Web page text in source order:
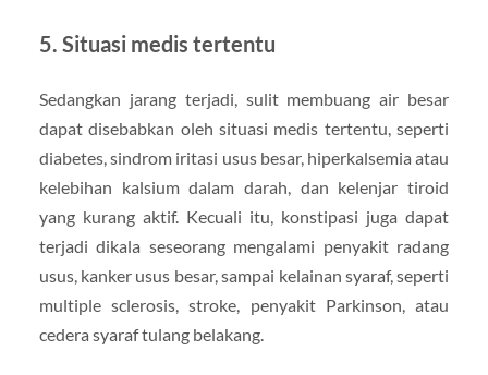
5. Situasi medis tertentu
Sedangkan jarang terjadi, sulit membuang air besar
dapat disebabkan oleh situasi medis tertentu, seperti
diabetes, sindrom iritasi usus besar, hiperkalsemia atau
kelebihan kalsium dalam darah, dan kelenjar tiroid
yang kurang aktif. Kecuali itu, konstipasi juga dapat
terjadi dikala seseorang mengalami penyakit radang
usus, kanker usus besar, sampai kelainan syaraf, seperti
multiple sclerosis, stroke, penyakit Parkinson, atau
cedera syaraf tulang belakang.